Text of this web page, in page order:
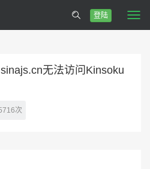
登陆
无法访问Kinsoku
次